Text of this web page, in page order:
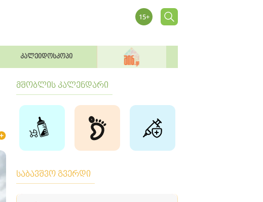
კალეიდოსკოპი
მშობლის კალენდარი
საბავშვო გვერდი